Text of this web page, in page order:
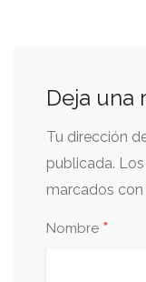
Deja una
Tu dirección
publicada.
marcados con
Nombre *